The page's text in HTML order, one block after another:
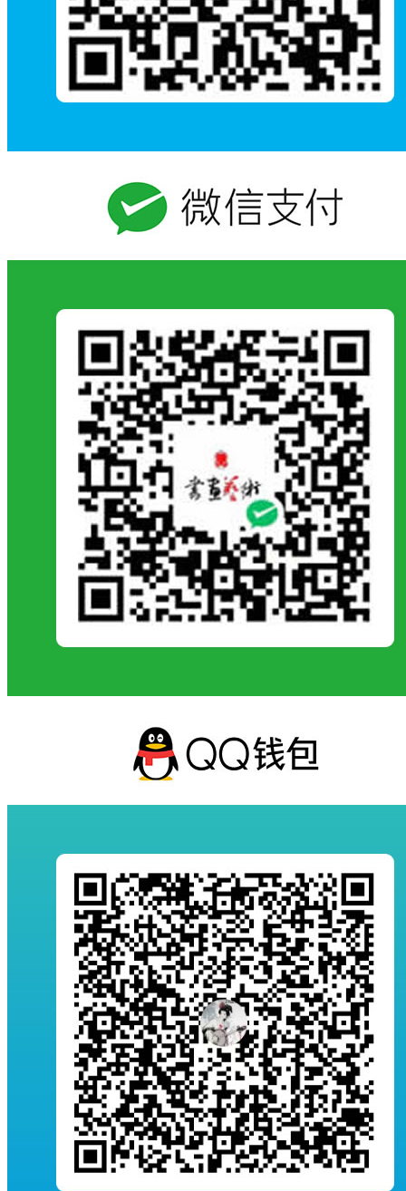
马丽云 南园果香 江苏 中国画
茆娅莉
消防小操练·安全第
安徽 中国画
永不熄灭的灯 陕西 中国画
潘洪光
庞士凤 穿越时空的对话 安徽 中国画
彭婷 织就苗寨振兴新篇 湖南 中国画
皮祥玲 碧影栖歌 广东 中国画
大课间 辽宁 中国画
邱成胜 黔地写生日记 贵州 中国画
曲伟 街角·憩 山东 中国画
祥光璀璨
万物生·岁稔
苏家 桃李春风 河北 中国画
孙芳 放学归来 江苏 中国画
孙建美 在水一方 山东 中国画
孙帅 喜乐多福 山东 中国画
佟建宝 师桥连墨香 江苏 中国画
屠海龙 丰收渔歌 山东 中国画
汪昌义